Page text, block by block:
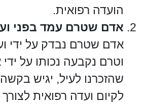
הועדה רפואית.
אדם שטרם עמד בפני
אדם שטרם נבדק על ידי
וטרם נקבעה נכותו על
לקיום ועדה רפואית